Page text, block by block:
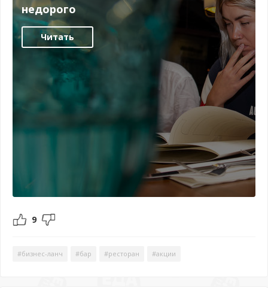
недорого
Читать
9
#бизнес-ланч #бар #ресторан #акции